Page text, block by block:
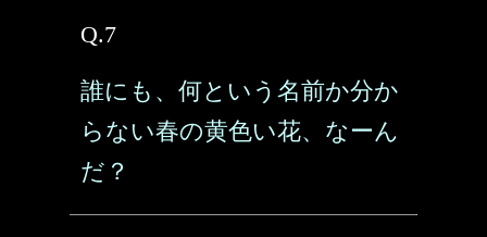
Q.7
誰にも、何という名前か分か
らない春の黄色い花、なーん
だ？